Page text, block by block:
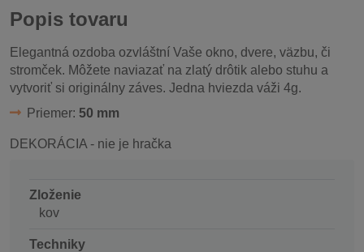
Popis tovaru
Elegantná ozdoba ozvláštní Vaše okno, dvere, väzbu, či
stromček. Môžete naviazať na zlatý drôtik alebo stuhu a
vytvoriť si originálny záves. Jedna hviezda váži 4g.
Priemer: 50 mm
DEKORÁCIA - nie je hračka
Zloženie
kov
Techniky